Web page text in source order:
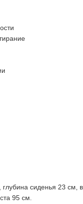
сиденья 23 см,
95 см.